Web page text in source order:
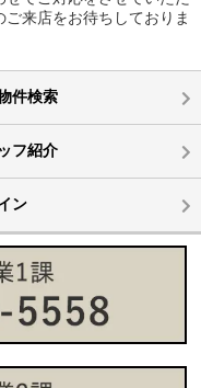
来店をお待ちしておりま
件検索
フ紹介
ン